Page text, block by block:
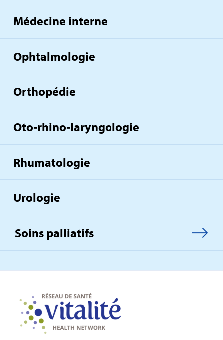
Médecine interne
Ophtalmologie
Orthopédie
Oto‑rhino‑laryngologie
Rhumatologie
Urologie
Soins palliatifs